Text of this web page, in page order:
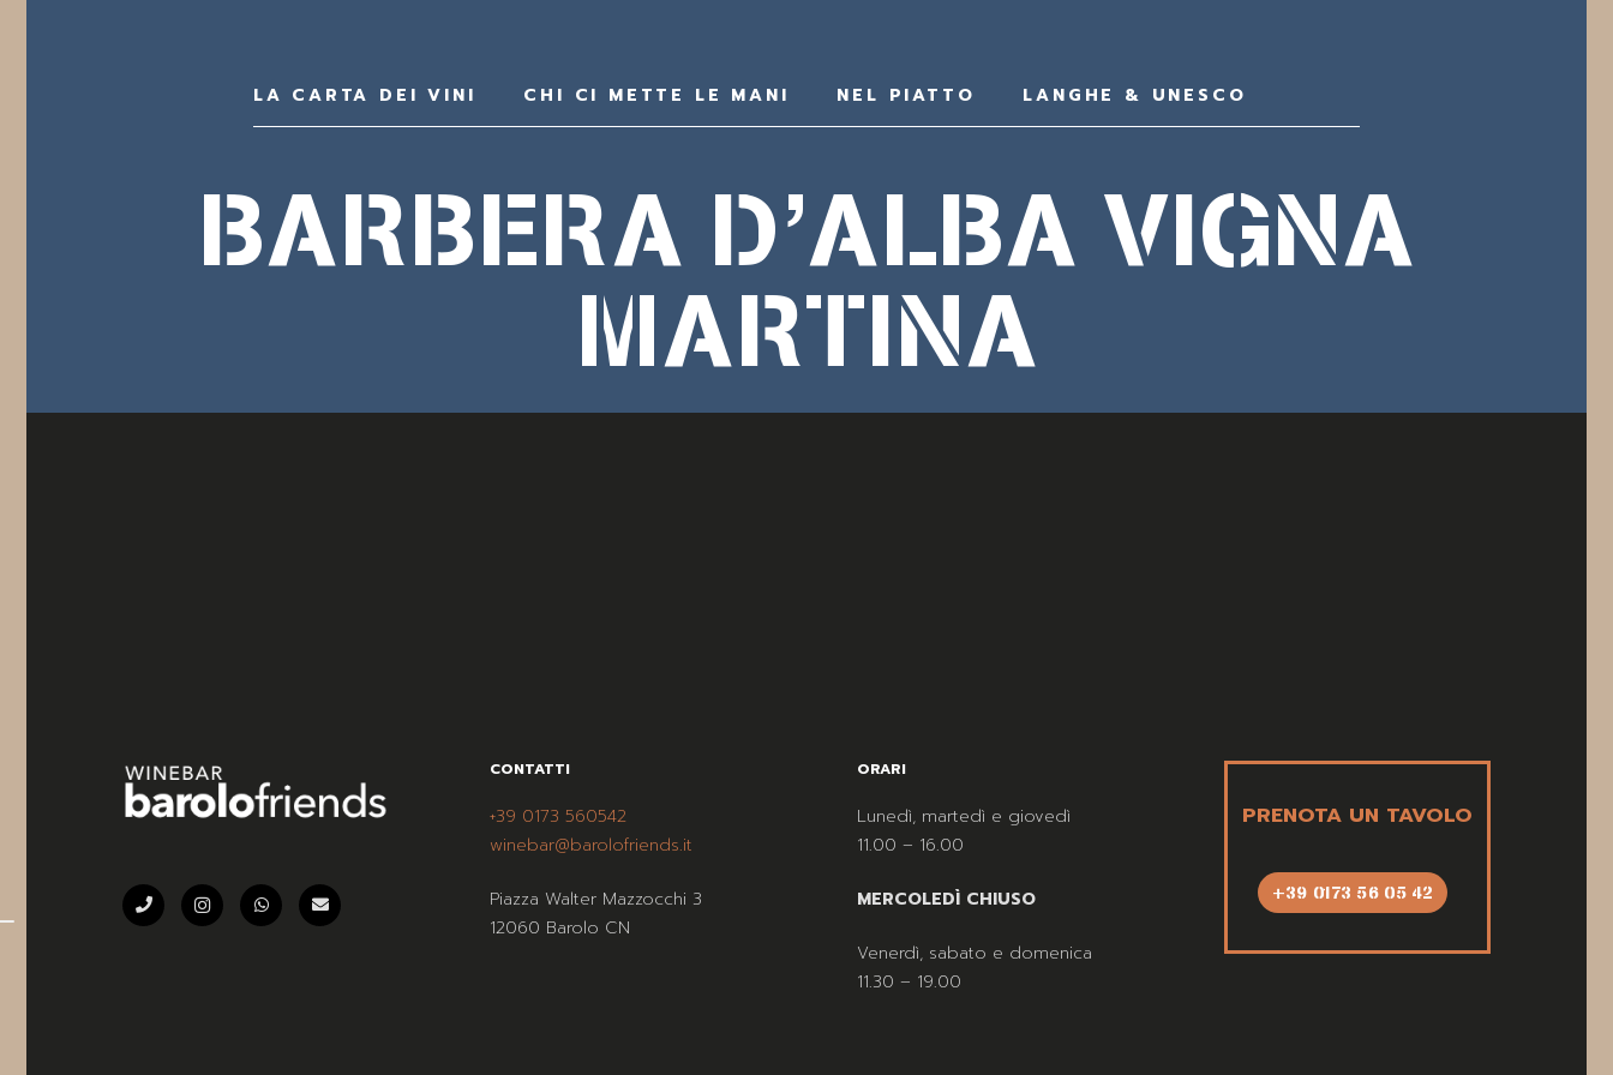
LA CARTA DEI VINI CHI CI METTE LE MANI NEL PIATTO LANGHE & UNESCO
BARBERA D’ALBA VIGNA
MARTINA
CONTATTI
+39 0173 560542
winebar@barolofriends.it
Piazza Walter Mazzocchi 3
12060 Barolo CN
ORARI
Lunedì, martedì e giovedì
11.00 – 16.00
MERCOLEDÌ CHIUSO
Venerdì, sabato e domenica
11.30 – 19.00
PRENOTA UN TAVOLO
+39 0173 56 05 42